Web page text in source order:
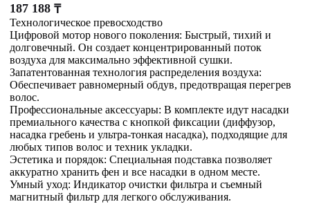
187 188 ₸
Технологическое превосходство
Цифровой мотор нового поколения: Быстрый, тихий и
долговечный. Он создает концентрированный поток
воздуха для максимально эффективной сушки.
Запатентованная технология распределения воздуха:
Обеспечивает равномерный обдув, предотвращая перегрев
волос.
Профессиональные аксессуары: В комплекте идут насадки
премиального качества с кнопкой фиксации (диффузор,
насадка гребень и ультра-тонкая насадка), подходящие для
любых типов волос и техник укладки.
Эстетика и порядок: Специальная подставка позволяет
аккуратно хранить фен и все насадки в одном месте.
Умный уход: Индикатор очистки фильтра и съемный
магнитный фильтр для легкого обслуживания.